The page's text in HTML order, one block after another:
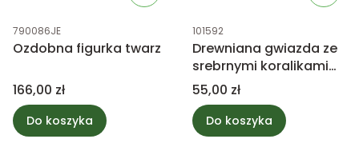
Kod produktu
790086JE
Ozdobna figurka twarz
Cena
166,00 zł
Do koszyka
Kod produktu
101592
Drewniana gwiazda ze
srebrnymi koralikami
14cm
Cena
55,00 zł
Do koszyka